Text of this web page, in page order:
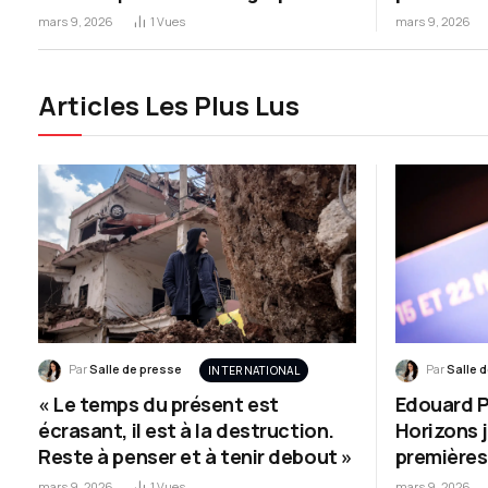
mars 9, 2026 1 Vues
pompe,
mars 9, 2026
Articles Les Plus Lus
ParSalle de presse INTERNATIONAL
« Le temps du présent est
écrasant, il est à la destruction.
Reste à penser et à tenir debout »
ParSalle
Edouard
Horizons